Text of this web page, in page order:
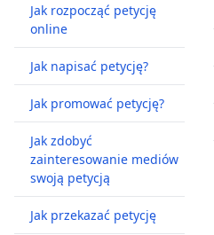
Jak rozpocząć petycję
online
Jak napisać petycję?
Jak promować petycję?
Jak zdobyć
zainteresowanie mediów
swoją petycją
Jak przekazać petycję